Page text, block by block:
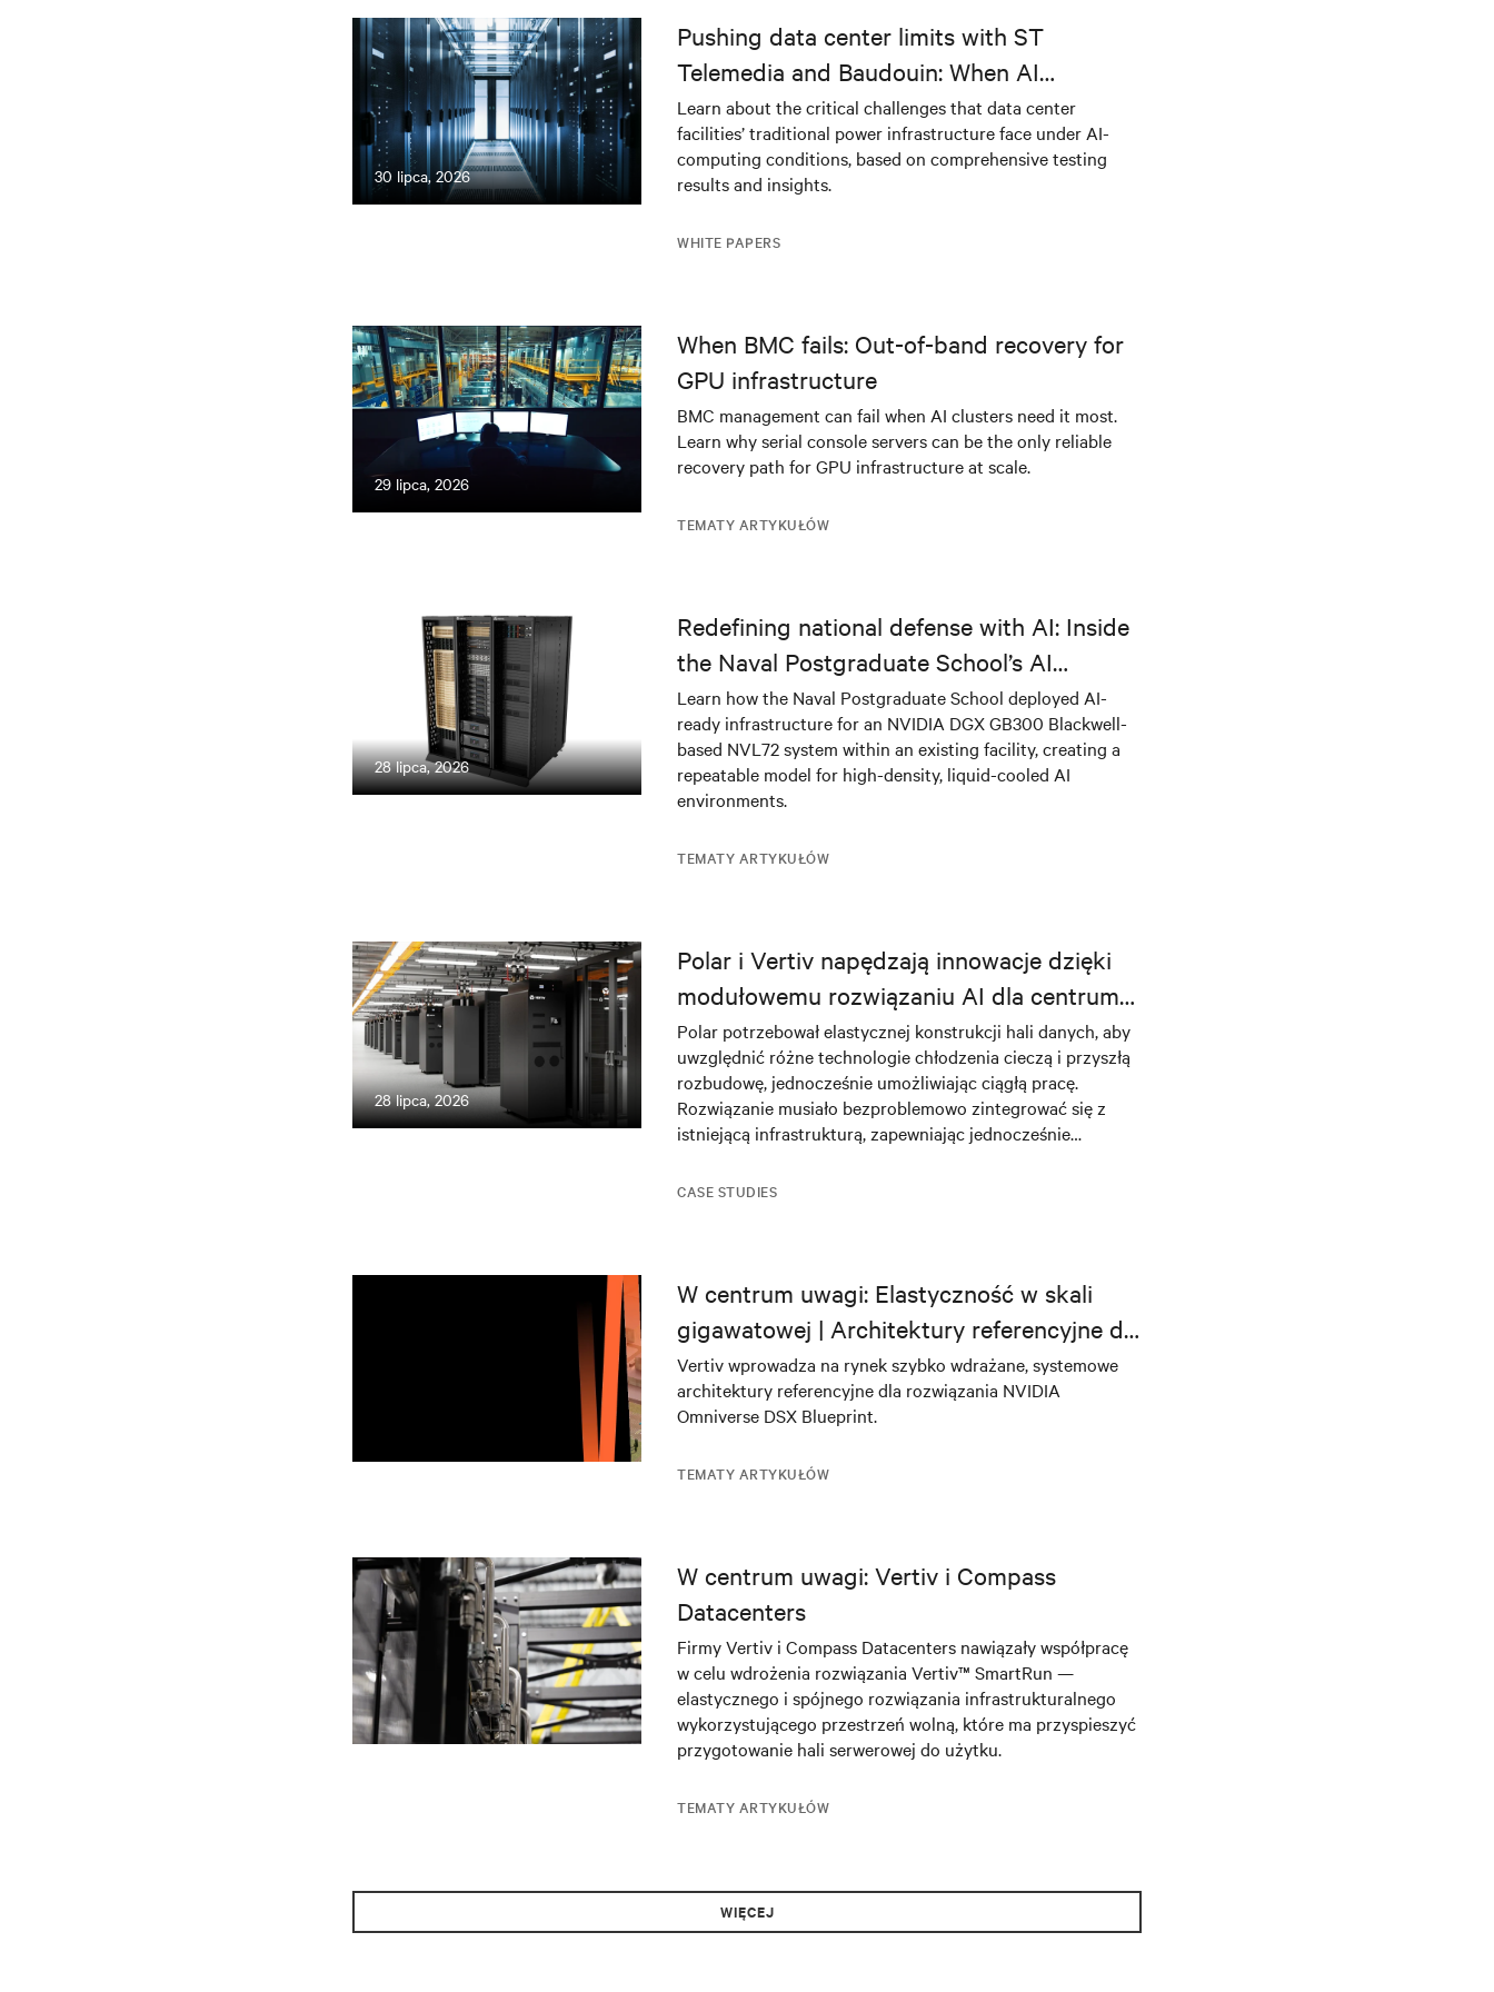
30 lipca, 2026
WHITE PAPERS
Pushing data center limits with ST
Telemedia and Baudouin: When AI
workloads meet outdated critical power
infrastructure
Learn about the critical challenges that data center
facilities’ traditional power infrastructure face under AI-
computing conditions, based on comprehensive testing
results and insights.
29 lipca, 2026
TEMATY ARTYKUŁÓW
When BMC fails: Out-of-band recovery for
GPU infrastructure
BMC management can fail when AI clusters need it most.
Learn why serial console servers can be the only reliable
recovery path for GPU infrastructure at scale.
28 lipca, 2026
TEMATY ARTYKUŁÓW
Redefining national defense with AI: Inside
the Naval Postgraduate School’s AI
infrastructure deployment
Learn how the Naval Postgraduate School deployed AI-
ready infrastructure for an NVIDIA DGX GB300 Blackwell-
based NVL72 system within an existing facility, creating a
repeatable model for high-density, liquid-cooled AI
environments.
28 lipca, 2026
CASE STUDIES
Polar i Vertiv napędzają innowacje dzięki
modułowemu rozwiązaniu AI dla centrum
danych DRA01 w Norwegii
Polar potrzebował elastycznej konstrukcji hali danych, aby
uwzględnić różne technologie chłodzenia cieczą i przyszłą
rozbudowę, jednocześnie umożliwiając ciągłą pracę.
Rozwiązanie musiało bezproblemowo zintegrować się z
istniejącą infrastrukturą, zapewniając jednocześnie
AI.
TEMATY ARTYKUŁÓW
W centrum uwagi: Elastyczność w skali
gigawatowej | Architektury referencyjne dla
NVIDIA DSX Blueprint
Vertiv wprowadza na rynek szybko wdrażane, systemowe
architektury referencyjne dla rozwiązania NVIDIA
Omniverse DSX Blueprint.
TEMATY ARTYKUŁÓW
W centrum uwagi: Vertiv i Compass
Datacenters
Firmy Vertiv i Compass Datacenters nawiązały współpracę
w celu wdrożenia rozwiązania Vertiv™ SmartRun —
elastycznego i spójnego rozwiązania infrastrukturalnego
wykorzystującego przestrzeń wolną, które ma przyspieszyć
przygotowanie hali serwerowej do użytku.
WIĘCEJ